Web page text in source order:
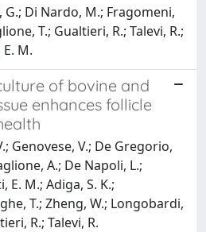
G.; Di Nardo, M.; Fragomeni,
T.; Gualtieri, R.; Talevi, R.;
M.
of bovine and
enhances follicle
Genovese, V.; De Gregorio,
A.; De Napoli, L.;
E. M.; Adiga, S. K.;
T.; Zheng, W.; Longobardi,
R.; Talevi, R.